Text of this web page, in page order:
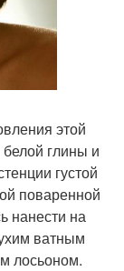
этой
глины и
густой
поваренной
нанести на
ватным
лосьоном.